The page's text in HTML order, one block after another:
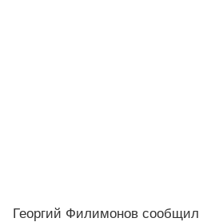
Георгий Филимонов сообщил